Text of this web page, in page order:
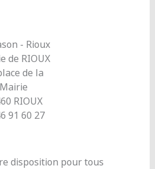
de RIOUX
de la
Mairie
RIOUX
91 60 27
disposition pour tous